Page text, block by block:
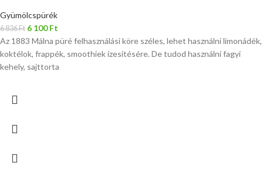
Gyümölcspürék
6 836Ft 6 100Ft
Az 1883 Málna püré felhasználási köre széles, lehet használni limonádék,
koktélok, frappék, smoothiek ízesítésére. De tudod használni fagyi
kehely, sajttorta